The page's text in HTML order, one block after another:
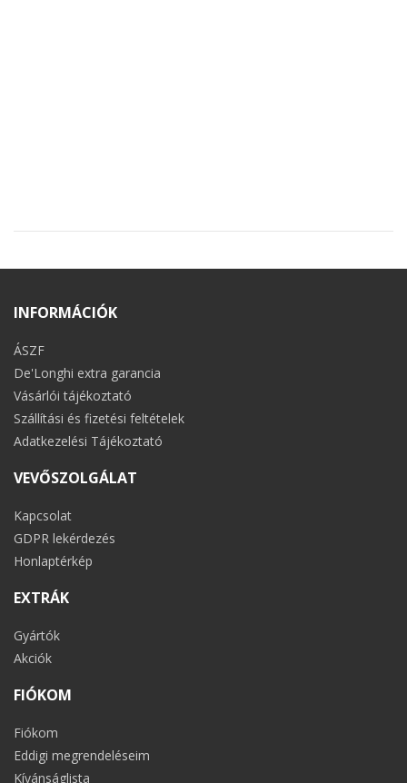
INFORMÁCIÓK
ÁSZF
De'Longhi extra garancia
Vásárlói tájékoztató
Szállítási és fizetési feltételek
Adatkezelési Tájékoztató
VEVŐSZOLGÁLAT
Kapcsolat
GDPR lekérdezés
Honlaptérkép
EXTRÁK
Gyártók
Akciók
FIÓKOM
Fiókom
Eddigi megrendeléseim
Kívánságlista